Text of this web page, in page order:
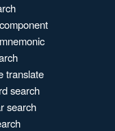
translate
search
search